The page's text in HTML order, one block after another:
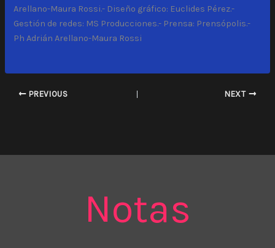
Arellano-Maura Rossi.- Diseño gráfico: Euclides Pérez.-
Gestión de redes: MS Producciones.- Prensa: Prensópolis.-
Ph Adrián Arellano-Maura Rossi
PREVIOUS NEXT
Notas